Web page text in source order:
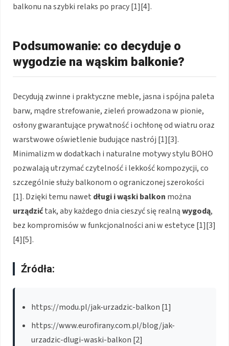
balkonu na szybki relaks po pracy [1][4].
Podsumowanie: co decyduje o
wygodzie na wąskim balkonie?
Decydują zwinne i praktyczne meble, jasna i spójna paleta
barw, mądre strefowanie, zieleń prowadzona w pionie,
osłony gwarantujące prywatność i ochłonę od wiatru oraz
warstwowe oświetlenie budujące nastrój [1][3].
Minimalizm w dodatkach i naturalne motywy stylu BOHO
pozwalają utrzymać czytelność i lekkość kompozycji, co
szczególnie służy balkonom o ograniczonej szerokości
[1]. Dzięki temu nawet długi i wąski balkon można
urządzićtak, aby każdego dnia cieszyć się realnąwygodą,
bez kompromisów w funkcjonalności ani w estetyce [1][3]
[4][5].
Źródła:
https://modu.pl/jak-urzadzic-balkon [1]
https://www.eurofirany.com.pl/blog/jak-
urzadzic-dlugi-waski-balkon [2]